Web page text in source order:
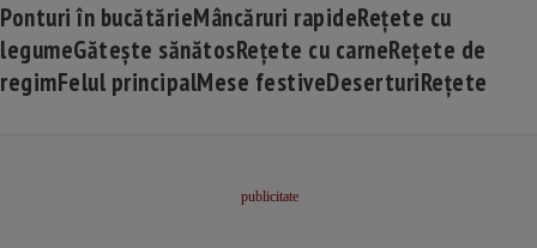
Ponturi în bucătărieMâncăruri rapideRețete cu
legumeGătește sănătosRețete cu carneRețete de
regimFelul principalMese festiveDeserturiRețete